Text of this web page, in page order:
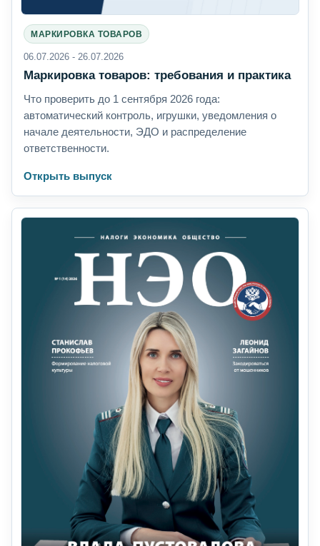
МАРКИРОВКА ТОВАРОВ
06.07.2026 - 26.07.2026
Маркировка товаров: требования и практика
Что проверить до 1 сентября 2026 года:
автоматический контроль, игрушки, уведомления о
начале деятельности, ЭДО и распределение
ответственности.
Открыть выпуск